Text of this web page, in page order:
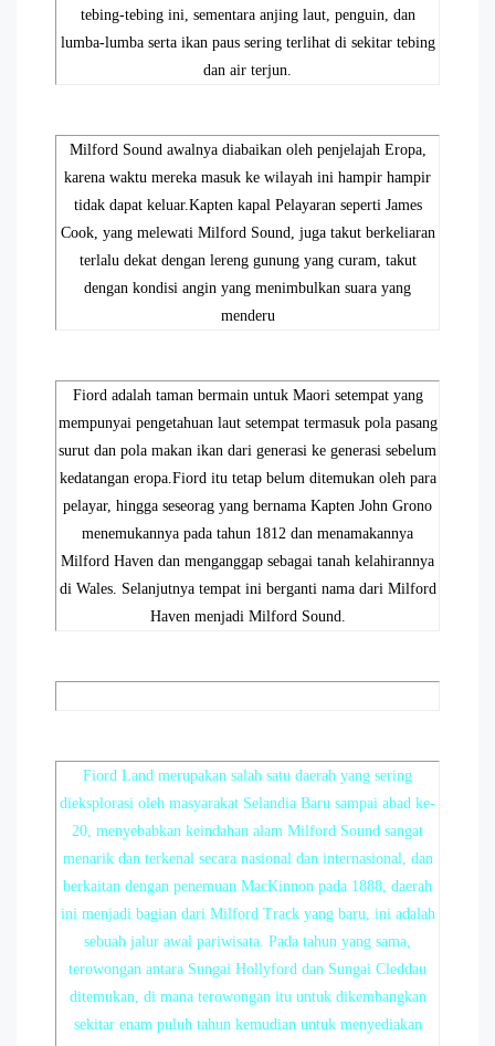
tebing-tebing ini, sementara anjing laut, penguin, dan
lumba-lumba serta ikan paus sering terlihat di sekitar tebing
dan air terjun.
Milford Sound awalnya diabaikan oleh penjelajah Eropa,
karena waktu mereka masuk ke wilayah ini hampir hampir
tidak dapat keluar.Kapten kapal Pelayaran seperti James
Cook, yang melewati Milford Sound, juga takut berkeliaran
terlalu dekat dengan lereng gunung yang curam, takut
dengan kondisi angin yang menimbulkan suara yang
menderu
Fiord adalah taman bermain untuk Maori setempat yang
mempunyai pengetahuan laut setempat termasuk pola pasang
surut dan pola makan ikan dari generasi ke generasi sebelum
kedatangan eropa.Fiord itu tetap belum ditemukan oleh para
pelayar, hingga seseorag yang bernama Kapten John Grono
menemukannya pada tahun 1812 dan menamakannya
Milford Haven dan menganggap sebagai tanah kelahirannya
di Wales. Selanjutnya tempat ini berganti nama dari Milford
Haven menjadi Milford Sound.
Fiord Land merupakan salah satu daerah yang sering
dieksplorasi oleh masyarakat Selandia Baru sampai abad ke-
20, menyebabkan keindahan alam Milford Sound sangat
menarik dan terkenal secara nasional dan internasional, dan
berkaitan dengan penemuan MacKinnon pada 1888, daerah
ini menjadi bagian dari Milford Track yang baru, ini adalah
sebuah jalur awal pariwisata. Pada tahun yang sama,
terowongan antara Sungai Hollyford dan Sungai Cleddau
ditemukan, di mana terowongan itu untuk dikembangkan
sekitar enam puluh tahun kemudian untuk menyediakan